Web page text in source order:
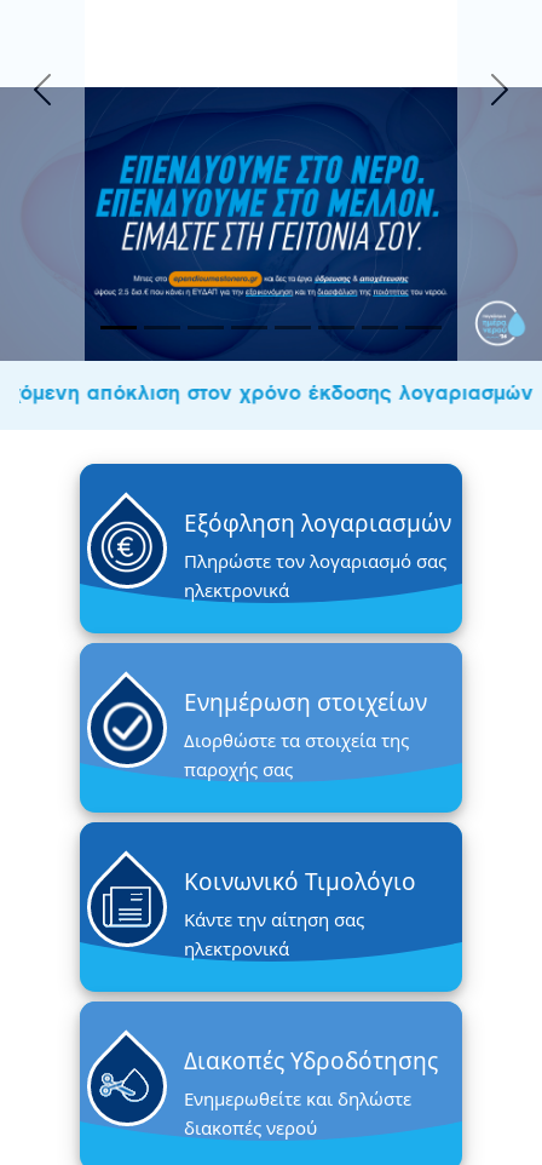
απόκλιση στον χρόνο έκδοσης λογαριασμών
Εξόφληση λογαριασμών
Πληρώστε τον λογαριασμό σας
ηλεκτρονικά
Ενημέρωση στοιχείων
Διορθώστε τα στοιχεία της
παροχής σας
Κοινωνικό Τιμολόγιο
Κάντε την αίτηση σας
ηλεκτρονικά
Διακοπές Υδροδότησης
Ενημερωθείτε και δηλώστε
διακοπές νερού